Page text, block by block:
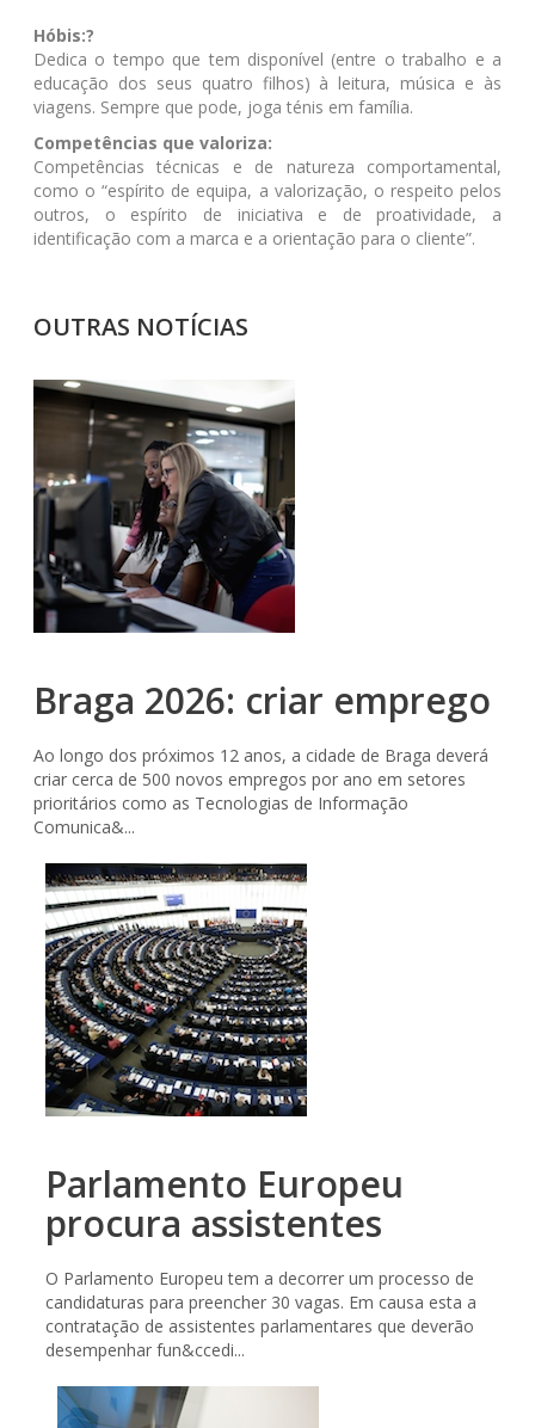
Hóbis:?
Dedica o tempo que tem disponível (entre o trabalho e a
educação dos seus quatro filhos) à leitura, música e às
viagens. Sempre que pode, joga ténis em família.
Competências que valoriza:
Competências técnicas e de natureza comportamental,
como o “espírito de equipa, a valorização, o respeito pelos
outros, o espírito de iniciativa e de proatividade, a
identificação com a marca e a orientação para o cliente”.
OUTRAS NOTÍCIAS
Braga 2026: criar emprego
Ao longo dos próximos 12 anos, a cidade de Braga deverá
criar cerca de 500 novos empregos por ano em setores
prioritários como as Tecnologias de Informação
Comunica&...
Parlamento Europeu
procura assistentes
O Parlamento Europeu tem a decorrer um processo de
candidaturas para preencher 30 vagas. Em causa esta a
contratação de assistentes parlamentares que deverão
desempenhar fun&ccedi...